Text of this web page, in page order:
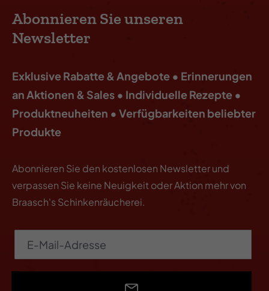
Abonnieren Sie unseren
Newsletter
Exklusive Rabatte & Angebote • Erinnerungen
an Aktionen & Sales • Individuelle Rezepte •
Produktneuheiten • Verfügbarkeiten beliebter
Produkte
Abonnieren Sie den kostenlosen Newsletter und
verpassen Sie keine Neuigkeit oder Aktion mehr von
Braasch's Schinkenräucherei.